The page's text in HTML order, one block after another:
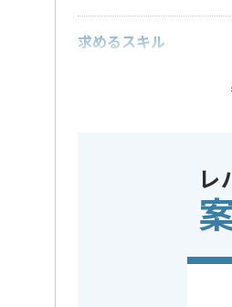
求めるスキル
この案件で扱う技術レ